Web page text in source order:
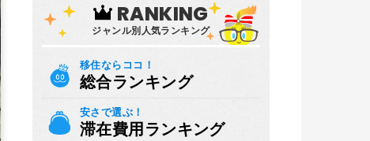
RANKING
ジャンル別人気ランキング
移住ならココ！
総合ランキング
安さで選ぶ！
滞在費用ランキング